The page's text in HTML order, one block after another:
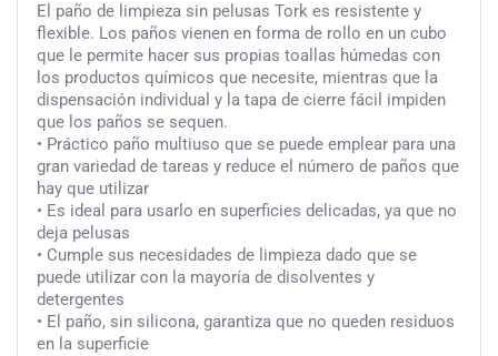
El paño de limpieza sin pelusas Tork es resistente y
flexible. Los paños vienen en forma de rollo en un cubo
que le permite hacer sus propias toallas húmedas con
los productos químicos que necesite, mientras que la
dispensación individual y la tapa de cierre fácil impiden
que los paños se sequen.
• Práctico paño multiuso que se puede emplear para una
gran variedad de tareas y reduce el número de paños que
hay que utilizar
• Es ideal para usarlo en superficies delicadas, ya que no
deja pelusas
• Cumple sus necesidades de limpieza dado que se
puede utilizar con la mayoría de disolventes y
detergentes
• El paño, sin silicona, garantiza que no queden residuos
en la superficie